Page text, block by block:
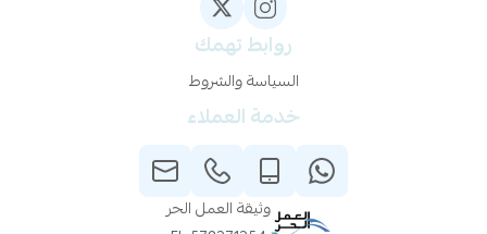
روابط تهمك
السياسة والشروط
خدمة العملاء
وثيقة العمل الحر